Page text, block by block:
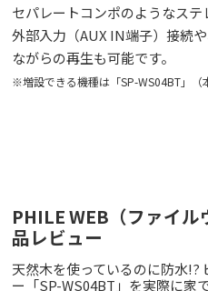
セパレートコンポのようなステ
外部入力（AUX IN端子）接続
ながらの再生も可能です。
※増設できる機種は「SP-WS04BT」（
PHILE WEB（ファイ
品レビュー
天然木を使っているのに防水!?
ー「SP-WS04BT」を実際に家